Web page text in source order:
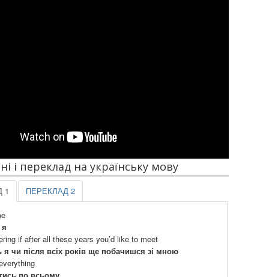
і переклад на українську мову
1 ПЕРЕКЛАД 2
if after all these years you’d like to meet
я чи після всіх років ще побачишся зі мною
по всьому